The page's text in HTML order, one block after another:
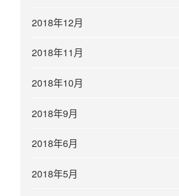
2018年12月
2018年11月
2018年10月
2018年9月
2018年6月
2018年5月